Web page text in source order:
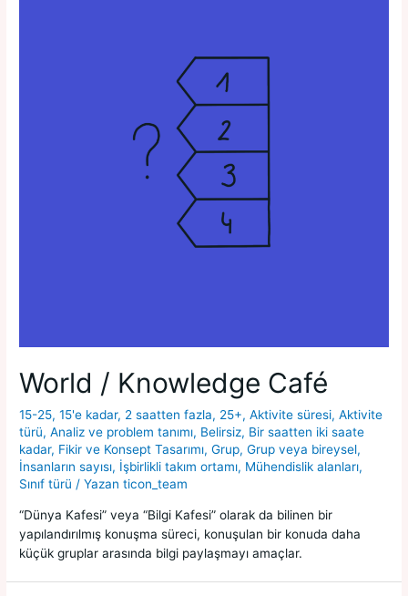
World / Knowledge Café
15-25,15'e kadar, 2 saatten fazla, 25+,Aktivite süresi,Aktivite
türü,Analiz ve problem tanımı, Belirsiz, Bir saatten iki saate
kadar, Fikir ve Konsept Tasarımı,Grup,Grup veya bireysel,
İnsanların sayısı, İşbirlikli takım ortamı, Mühendislik alanları,
Sınıf türü / Yazan ticon_team
“Dünya Kafesi” veya “Bilgi Kafesi” olarak da bilinen bir
yapılandırılmış konuşma süreci, konuşulan bir konuda daha
küçük gruplar arasında bilgi paylaşmayı amaçlar.